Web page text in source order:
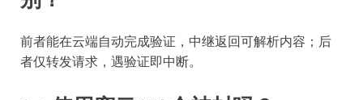
前者能在云端自动完成验证，中继返回可解析内容；后
者仅转发请求，遇验证即中断。